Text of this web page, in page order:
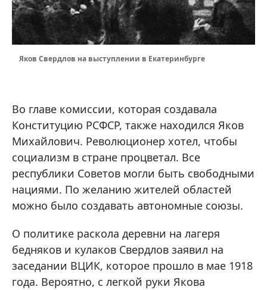
Яков Свердлов на выступлении в Екатеринбурге
Во главе комиссии, которая создавала
Конституцию РСФСР, также находился Яков
Михайлович. Революционер хотел, чтобы
социализм в стране процветал. Все
республики Советов могли быть свободными
нациями. По желанию жителей областей
можно было создавать автономные союзы.
О политике раскола деревни на лагеря
бедняков и кулаков Свердлов заявил на
заседании ВЦИК, которое прошло в мае 1918
года. Вероятно, с легкой руки Якова